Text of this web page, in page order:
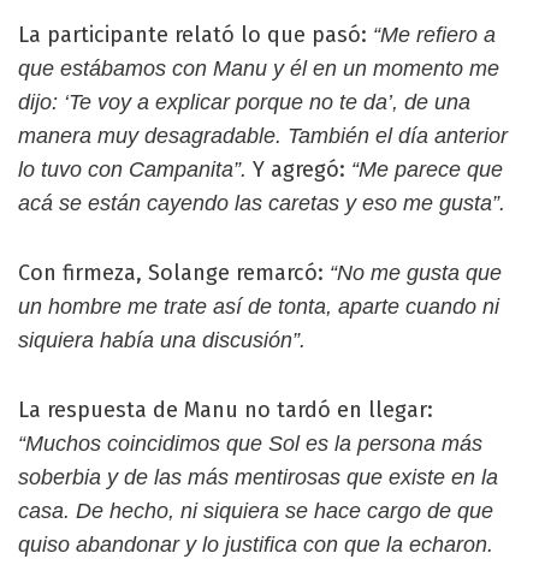
La participante relató lo que pasó: “Me refiero a
que estábamos con Manu y él en un momento me
dijo: ‘Te voy a explicar porque no te da’, de una
manera muy desagradable. También el día anterior
lo tuvo con Campanita”. Y agregó: “Me parece que
acá se están cayendo las caretas y eso me gusta”.
Con firmeza, Solange remarcó: “No me gusta que
un hombre me trate así de tonta, aparte cuando ni
siquiera había una discusión”.
La respuesta de Manu no tardó en llegar:
“Muchos coincidimos que Sol es la persona más
soberbia y de las más mentirosas que existe en la
casa. De hecho, ni siquiera se hace cargo de que
quiso abandonar y lo justifica con que la echaron.